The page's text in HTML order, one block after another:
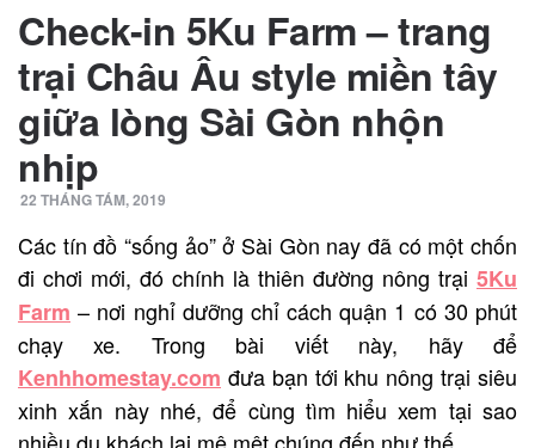
Check-in 5Ku Farm – trang
trại Châu Âu style miền tây
giữa lòng Sài Gòn nhộn
nhịp
22 THÁNG TÁM, 2019
Các tín đồ “sống ảo” ở Sài Gòn nay đã có một chốn
đi chơi mới, đó chính là thiên đường nông trại 5Ku
Farm – nơi nghỉ dưỡng chỉ cách quận 1 có 30 phút
chạy xe. Trong bài viết này, hãy để
Kenhhomestay.com đưa bạn tới khu nông trại siêu
xinh xắn này nhé, để cùng tìm hiểu xem tại sao